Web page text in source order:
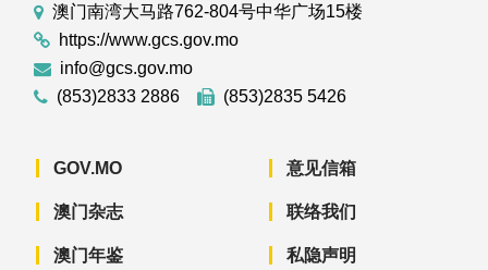
澳门南湾大马路762-804号中华广场15楼
https://www.gcs.gov.mo
info@gcs.gov.mo
(853)2833 2886
(853)2835 5426
GOV.MO
澳门杂志
澳门年鉴
意见信箱
联络我们
私隐声明